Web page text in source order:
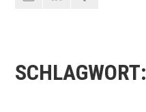
SCHLAGWORT: